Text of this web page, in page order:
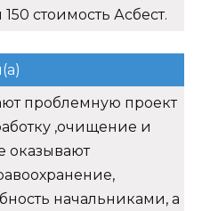
стоимость Асбест.
проблемную проект
,очищение и
оказывают
начальниками, а